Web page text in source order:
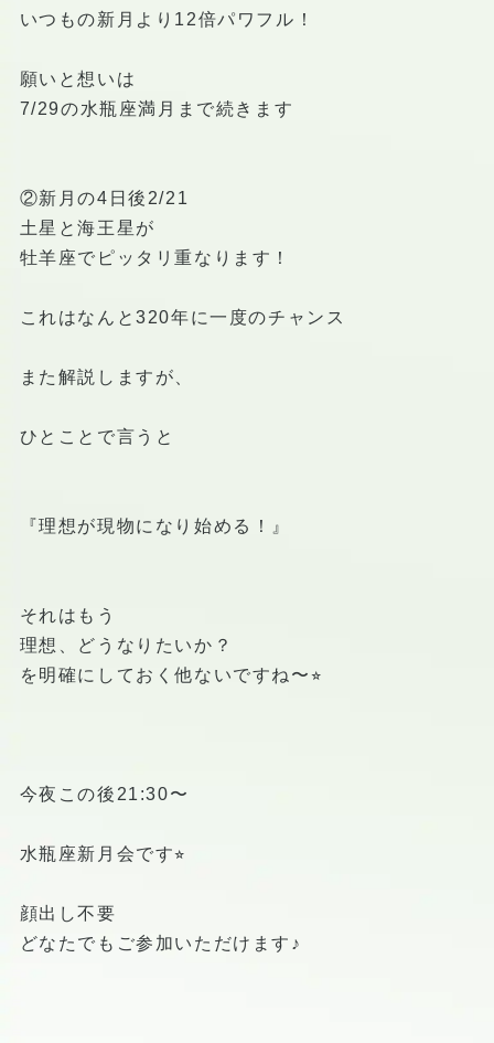
いつもの新月より12倍パワフル！
願いと想いは
7/29の水瓶座満月まで続きます
②新月の4日後2/21
土星と海王星が
牡羊座でピッタリ重なります！
これはなんと320年に一度のチャンス
また解説しますが、
ひとことで言うと
『理想が現物になり始める！』
それはもう
理想、どうなりたいか？
を明確にしておく他ないですね〜⭐︎
今夜この後21:30〜
水瓶座新月会です⭐︎
顔出し不要
どなたでもご参加いただけます♪